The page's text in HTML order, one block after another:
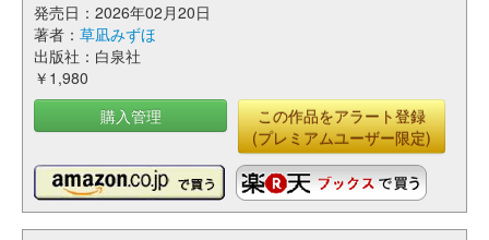
発売日：2026年02月20日
著者： 草凪みずほ
出版社：白泉社
￥1,980
購入管理
この作品をアラート登録
(プレミアムユーザー限定)